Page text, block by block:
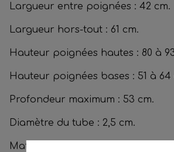
Largueur entre poignées : 42 cm.
Largueur hors-tout : 61 cm.
Hauteur poignées hautes : 80 à
Hauteur poignées bases : 51 à 64
Profondeur maximum : 53 cm.
Diamètre du tube : 2,5 cm.
Matière : Aluminium.